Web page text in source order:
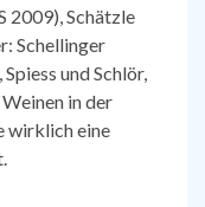
2009), Schätzle
Schellinger
und Schlör,
in der
wirklich eine